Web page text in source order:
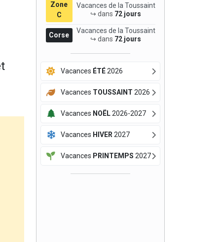
Zone
C
Vacances de la Toussaint
↪ dans 72 jours
Corse
Vacances de la Toussaint
↪ dans 72 jours
Vacances ÉTÉ2026
Vacances TOUSSAINT 2026
Vacances NOËL2026-2027
Vacances HIVER 2027
Vacances PRINTEMPS 2027